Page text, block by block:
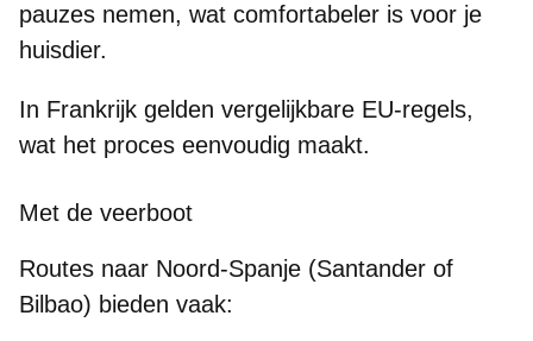
pauzes nemen, wat comfortabeler is voor je
huisdier.
In Frankrijk gelden vergelijkbare EU-regels,
wat het proces eenvoudig maakt.
Met de veerboot
Routes naar Noord-Spanje (Santander of
Bilbao) bieden vaak: